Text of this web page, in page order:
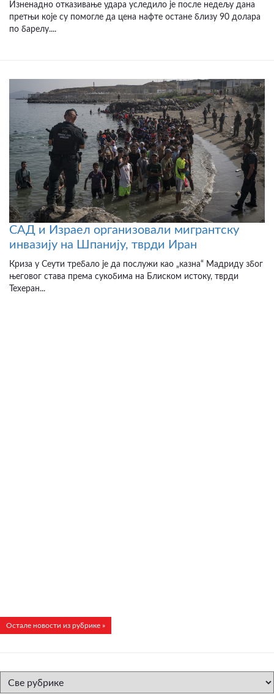
Изненадно отказивање удара уследило је после недељу дана
претњи које су помогле да цена нафте остане близу 90 долара
по барелу....
САД и Израел организовали мигрантску
инвазију на Шпанију, тврди Иран
Криза у Сеути требало је да послужи као „казна“ Мадриду због
његовог става према сукобима на Блиском истоку, тврди
Техеран...
Остале новости из рубрике »